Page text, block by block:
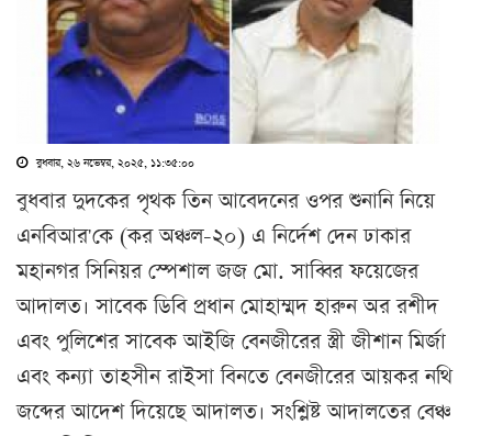
বুধবার, ২৬ নভেম্বর, ২০২৫, ১১:৩৫:০০
বুধবার দুদকের পৃথক তিন আবেদনের ওপর শুনানি নিয়ে
এনবিআর'কে (কর অঞ্চল-২০) এ নির্দেশ দেন ঢাকার
মহানগর সিনিয়র স্পেশাল জজ মো. সাব্বির ফয়েজের
আদালত। সাবেক ডিবি প্রধান মোহাম্মদ হারুন অর রশীদ
এবং পুলিশের সাবেক আইজি বেনজীরের স্ত্রী জীশান মির্জা
এবং কন্যা তাহসীন রাইসা বিনতে বেনজীরের আয়কর নথি
জব্দের আদেশ দিয়েছে আদালত। সংশ্লিষ্ট আদালতের বেঞ্চ